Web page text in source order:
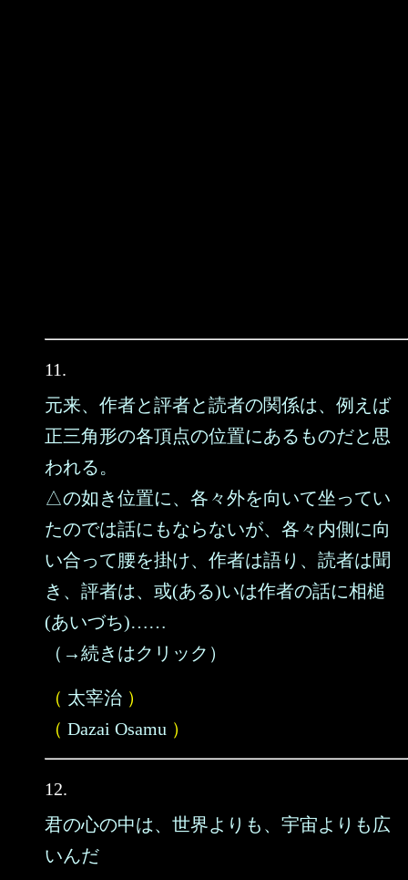
11.
元来、作者と評者と読者の関係は、例えば
正三角形の各頂点の位置にあるものだと思
われる。
△の如き位置に、各々外を向いて坐ってい
たのでは話にもならないが、各々内側に向
い合って腰を掛け、作者は語り、読者は聞
き、評者は、或(ある)いは作者の話に相槌
(あいづち)……
（→続きはクリック）
（ 太宰治 ）
（ Dazai Osamu ）
12.
君の心の中は、世界よりも、宇宙よりも広
いんだ